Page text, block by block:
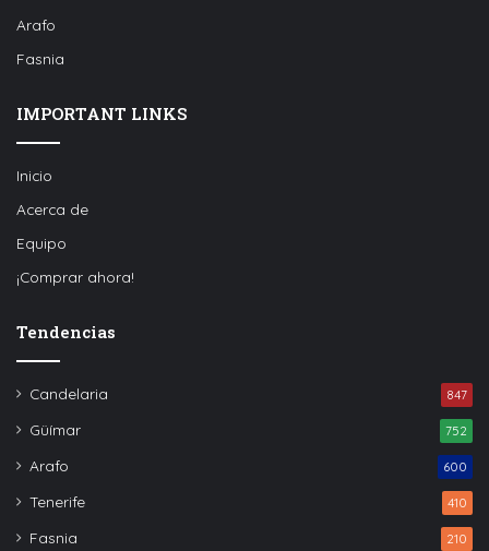
Arafo
Fasnia
IMPORTANT LINKS
Inicio
Acerca de
Equipo
¡Comprar ahora!
Tendencias
Candelaria 847
Güímar 752
Arafo 600
Tenerife 410
Fasnia 210